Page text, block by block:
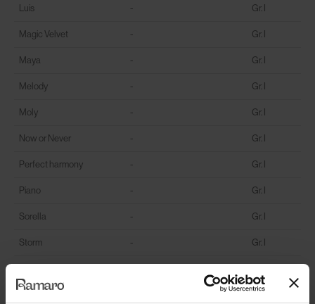
Luis - Gr. I
Magic Velvet - Gr. I
Maya - Gr. I
Melody - Gr. I
Moly - Gr. I
Now or Never - Gr. I
Perfect harmony - Gr. I
Piano - Gr. I
Sorella - Gr. I
Storm - Gr. I
Gr. I